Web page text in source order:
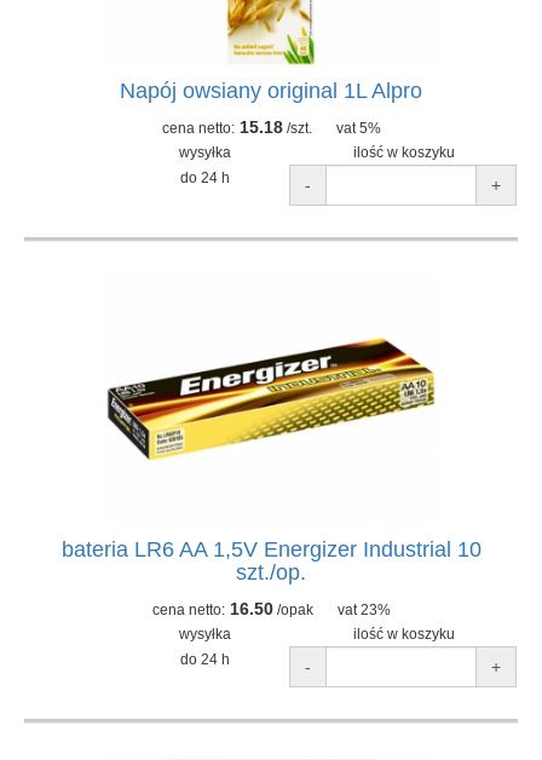
Napój owsiany original 1L Alpro
cena netto: 15.18/szt.
vat 5%
wysyłka
ilość w koszyku
do 24 h
- +
bateria LR6 AA 1,5V Energizer Industrial 10
szt./op.
cena netto: 16.50/opak
vat 23%
wysyłka
ilość w koszyku
do 24 h
- +